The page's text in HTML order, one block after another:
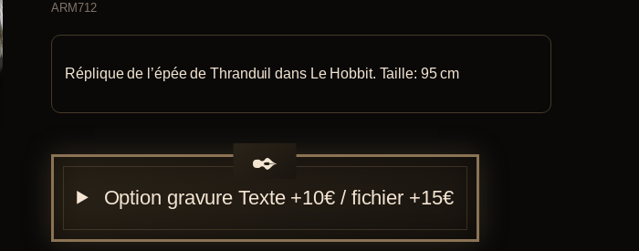
ARM712
Réplique de l’épée de Thranduil dans Le Hobbit. Taille: 95 cm
Option gravure Texte +10€ / fichier +15€